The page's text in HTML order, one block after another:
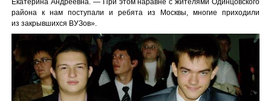
Екатерина Андреевна. — При этом наравне с жителями Одинцовского
района к нам поступали и ребята из Москвы, многие приходили
из закрывшихся ВУЗов».